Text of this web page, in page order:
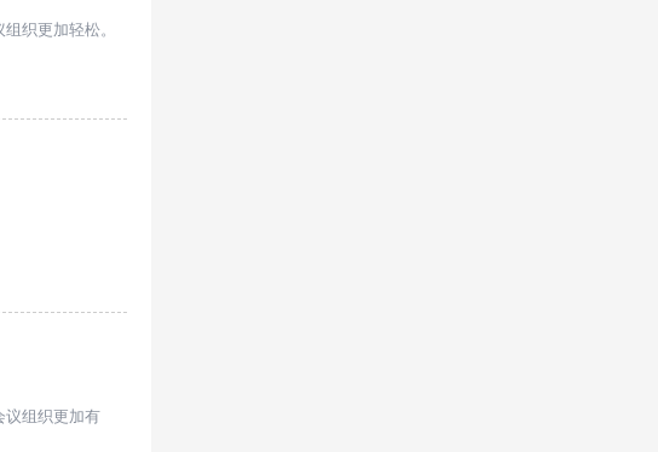
织更加轻松。
议组织更加有